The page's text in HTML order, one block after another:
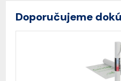
Doporučujeme